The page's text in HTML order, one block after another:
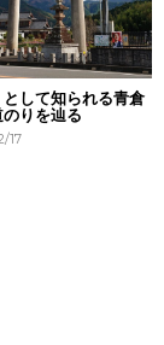
として知られる青倉
りを辿る
17